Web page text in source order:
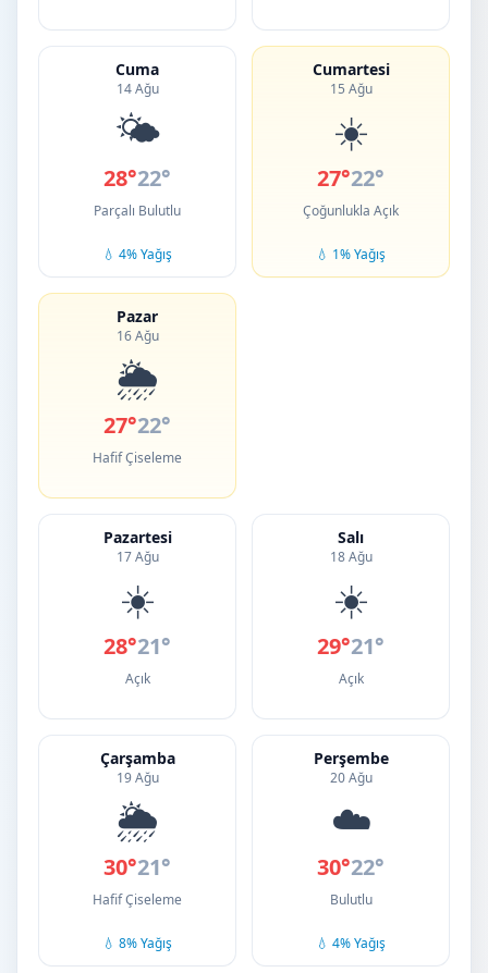
Cuma
14 Ağu
🌤️
28°22°
Parçalı Bulutlu
💧 4% Yağış
Cumartesi
15 Ağu
☀️
27°22°
Çoğunlukla Açık
💧 1% Yağış
Pazar
16 Ağu
🌦️
27°22°
Hafif Çiseleme
Pazartesi
17 Ağu
☀️
28°21°
Açık
Salı
18 Ağu
☀️
29°21°
Açık
Çarşamba
19 Ağu
🌦️
30°21°
Hafif Çiseleme
💧 8% Yağış
Perşembe
20 Ağu
☁️
30°22°
Bulutlu
💧 4% Yağış